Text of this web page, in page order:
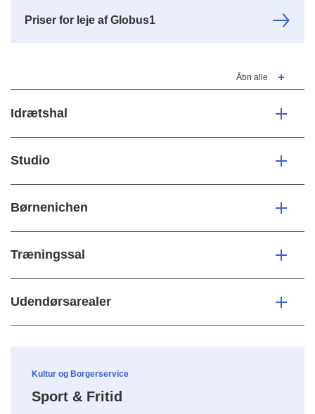
Priser for leje af Globus1
Åbn alle
Idrætshal
Studio
Børnenichen
Træningssal
Udendørsarealer
Kultur og Borgerservice
Sport & Fritid